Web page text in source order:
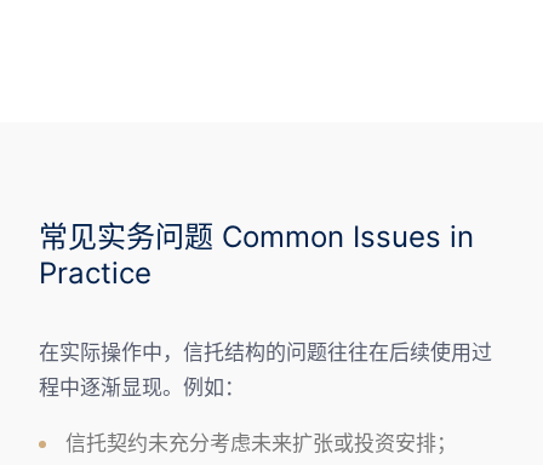
常见实务问题 Common Issues in
Practice
在实际操作中，信托结构的问题往往在后续使用过
程中逐渐显现。例如：
信托契约未充分考虑未来扩张或投资安排；